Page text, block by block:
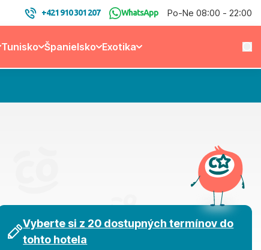
+421 910 301 207 WhatsApp Po-Ne 08:00 - 22:00
Tunisko Španielsko Exotika
Vyberte si z 20 dostupných termínov do
tohto hotela